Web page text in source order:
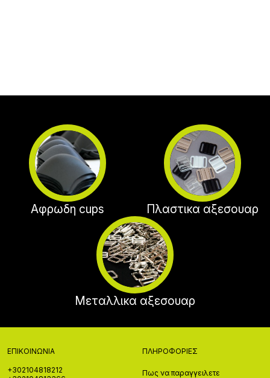
Αφρωδη cups Πλαστικα αξεσουαρ
Μεταλλικα αξεσουαρ
ΕΠΙΚΟΙΝΩΝΊΑ
+302104818212
ΠΛΗΡΟΦΟΡΊΕΣ
Πως να παραγγειλετε